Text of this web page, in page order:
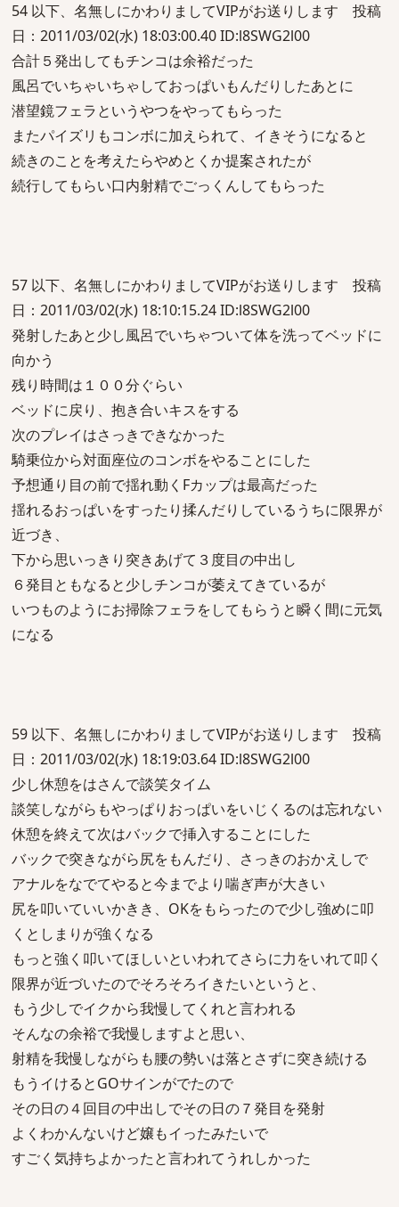
54 以下、名無しにかわりましてVIPがお送りします 投稿
日：2011/03/02(水) 18:03:00.40 ID:l8SWG2l00
合計５発出してもチンコは余裕だった
風呂でいちゃいちゃしておっぱいもんだりしたあとに
潜望鏡フェラというやつをやってもらった
またパイズリもコンボに加えられて、イきそうになると
続きのことを考えたらやめとくか提案されたが
続行してもらい口内射精でごっくんしてもらった
57 以下、名無しにかわりましてVIPがお送りします 投稿
日：2011/03/02(水) 18:10:15.24 ID:l8SWG2l00
発射したあと少し風呂でいちゃついて体を洗ってベッドに
向かう
残り時間は１００分ぐらい
ベッドに戻り、抱き合いキスをする
次のプレイはさっきできなかった
騎乗位から対面座位のコンボをやることにした
予想通り目の前で揺れ動くFカップは最高だった
揺れるおっぱいをすったり揉んだりしているうちに限界が
近づき、
下から思いっきり突きあげて３度目の中出し
６発目ともなると少しチンコが萎えてきているが
いつものようにお掃除フェラをしてもらうと瞬く間に元気
になる
59 以下、名無しにかわりましてVIPがお送りします 投稿
日：2011/03/02(水) 18:19:03.64 ID:l8SWG2l00
少し休憩をはさんで談笑タイム
談笑しながらもやっぱりおっぱいをいじくるのは忘れない
休憩を終えて次はバックで挿入することにした
バックで突きながら尻をもんだり、さっきのおかえしで
アナルをなでてやると今までより喘ぎ声が大きい
尻を叩いていいかきき、OKをもらったので少し強めに叩
くとしまりが強くなる
もっと強く叩いてほしいといわれてさらに力をいれて叩く
限界が近づいたのでそろそろイきたいというと、
もう少しでイクから我慢してくれと言われる
そんなの余裕で我慢しますよと思い、
射精を我慢しながらも腰の勢いは落とさずに突き続ける
もうイけるとGOサインがでたので
その日の４回目の中出しでその日の７発目を発射
よくわかんないけど嬢もイったみたいで
すごく気持ちよかったと言われてうれしかった